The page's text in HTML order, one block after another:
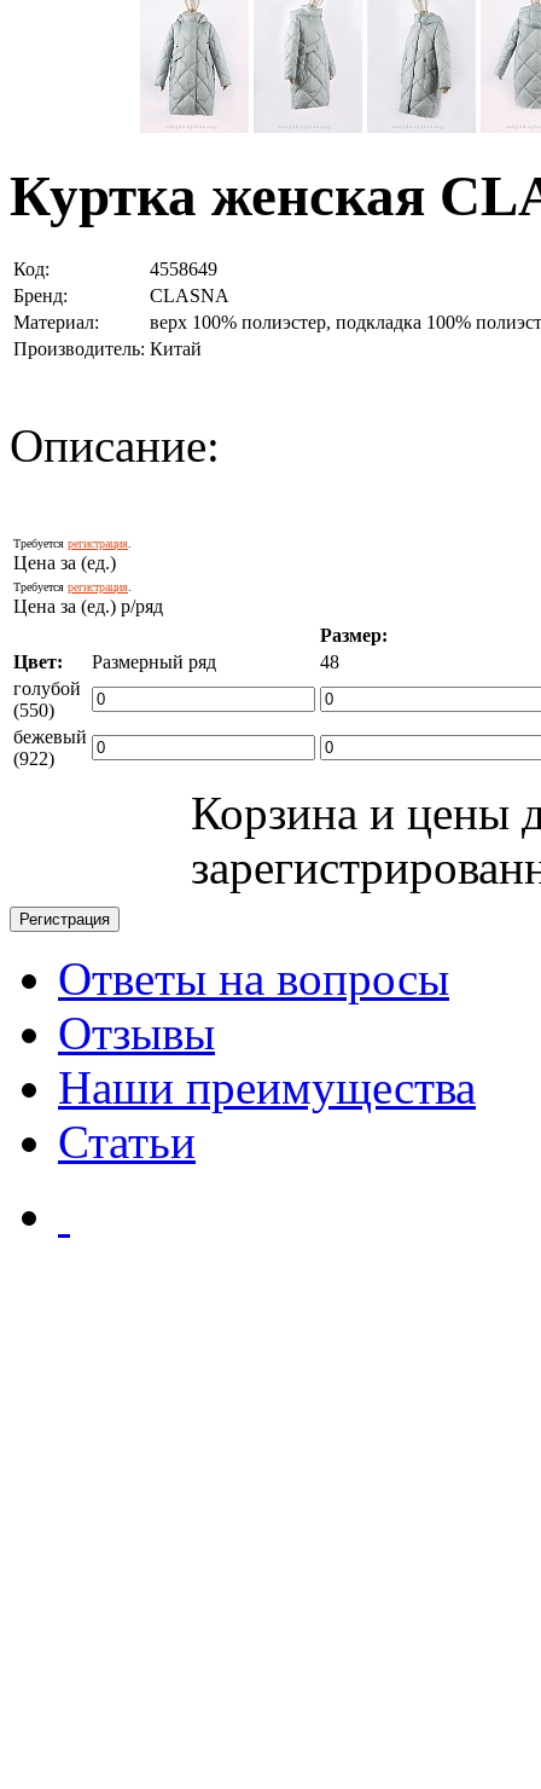
Куртка женская
Код:
4558649
Бренд:
CLASNA
Материал:
верх 100% полиэстер, подкладка 100%
Производитель: Китай
Описание:
Требуется регистрация
Цена за (ед.)
Требуется регистрация
Цена за (ед.) р/ряд
Размер:
Цвет:
Размерный ряд
48
голубой
(550)
бежевый
(922)
Корзина и цены
Ответы на вопросы
Отзывы
Наши преимущества
Статьи